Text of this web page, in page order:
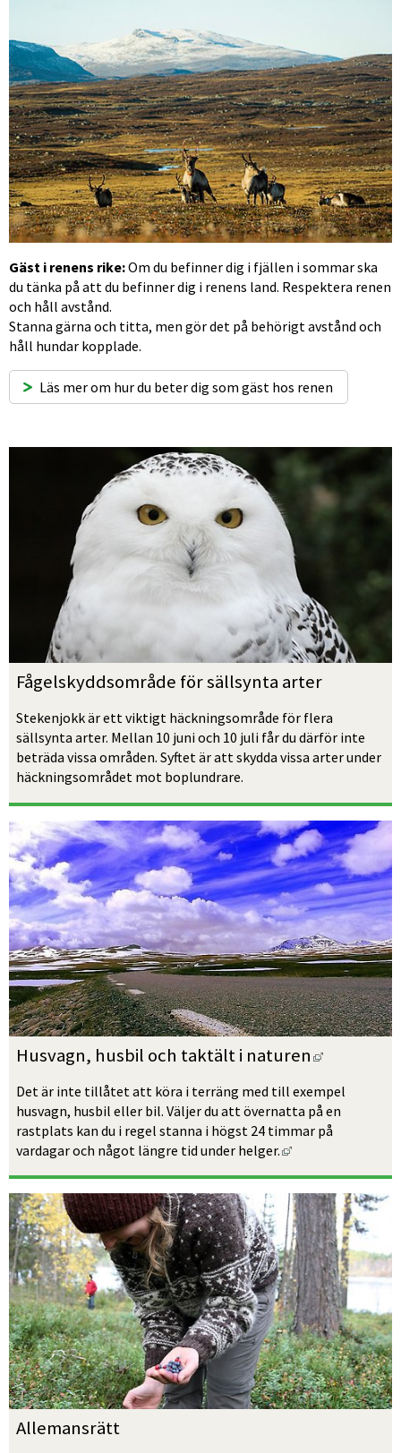
Gäst i renens rike: Om du befinner dig i fjällen i sommar ska
du tänka på att du befinner dig i renens land. Respektera renen
och håll avstånd.
Stanna gärna och titta, men gör det på behörigt avstånd och
håll hundar kopplade.
Läs mer om hur du beter dig som gäst hos renen
Fågelskyddsområde för sällsynta arter
Stekenjokk är ett viktigt häckningsområde för flera
sällsynta arter. Mellan 10 juni och 10 juli får du därför inte
beträda vissa områden. Syftet är att skydda vissa arter under
häckningsområdet mot boplundrare.
Husvagn, husbil och taktält i naturen Länk till
Det är inte tillåtet att köra i terräng med till exempel
husvagn, husbil eller bil. Väljer du att övernatta på en
rastplats kan du i regel stanna i högst 24 timmar på
vardagar och något längre tid under helger.
Länk till annan
Allemansrätt